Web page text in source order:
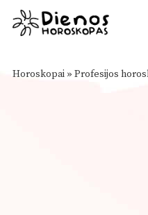
Horoskopai » Profesijos